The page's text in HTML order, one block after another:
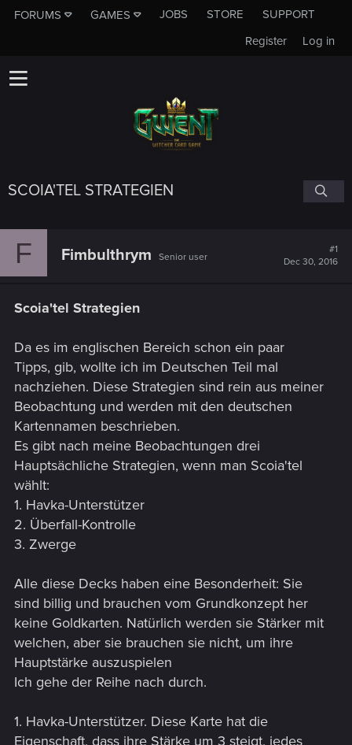
FORUMS GAMES JOBS STORE
SUPPORT
Log in
Register
SCOIA'TEL STRATEGIEN
F Fimbulthrym Senior user
#1
Dec 30, 2016
Scoia'tel Strategien
Da es im englischen Bereich schon ein paar
Tipps, gib, wollte ich im Deutschen Teil mal
nachziehen. Diese Strategien sind rein aus meiner
Beobachtung und werden mit den deutschen
Kartennamen beschrieben.
Es gibt nach meine Beobachtungen drei
Hauptsächliche Strategien, wenn man Scoia'tel
wählt:
1. Havka-Unterstützer
2. Überfall-Kontrolle
3. Zwerge
Alle diese Decks haben eine Besonderheit: Sie
sind billig und brauchen vom Grundkonzept her
keine Goldkarten. Natürlich werden sie Stärker mit
welchen, aber sie brauchen sie nicht, um ihre
Hauptstärke auszuspielen
Ich gehe der Reihe nach durch.
1. Havka-Unterstützer. Diese Karte hat die
Eigenschaft, dass ihre Stärke um 3 steigt, jedes